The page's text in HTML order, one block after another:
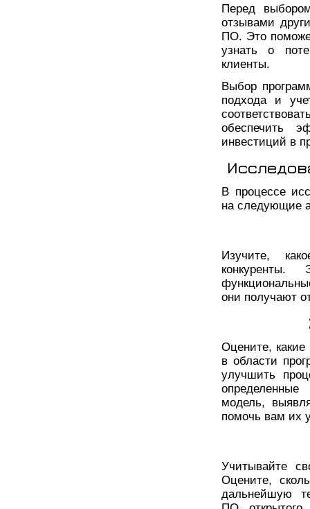
Перед
отзывами
ПО. Это
узнать о
клиенты.
Выбор
подхода и
обеспечить
инвестиций в
В процессе
на следующие
Изучите,
они получают
Оцените, какие
в области
улучшить
модель,
помочь вам их
Учитывайте
Оцените,
дальнейшую